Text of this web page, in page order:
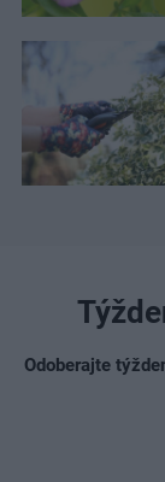
Odoberajte